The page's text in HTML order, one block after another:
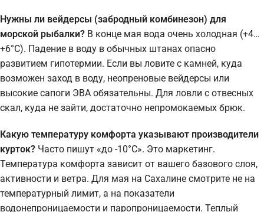
Нужны ли вейдерсы (забродный комбинезон) для
морской рыбалки? В конце мая вода очень холодная (+4…
+6°C). Падение в воду в обычных штанах опасно
развитием гипотермии. Если вы ловите с камней, куда
возможен заход в воду, неопреновые вейдерсы или
высокие сапоги ЭВА обязательны. Для ловли с отвесных
скал, куда не зайти, достаточно непромокаемых брюк.
Какую температуру комфорта указывают производители
курток? Часто пишут «до -10°C». Это маркетинг.
Температура комфорта зависит от вашего базового слоя,
активности и ветра. Для мая на Сахалине смотрите не на
температурный лимит, а на показатели
водонепроницаемости и паропроницаемости. Теплый